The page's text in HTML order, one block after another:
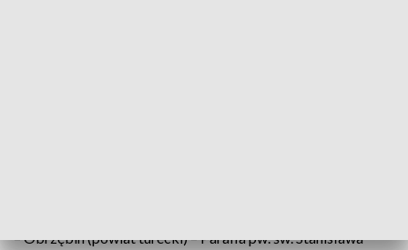
– Obrzębin (powiat turecki) – Parafia pw. św. Stanisława